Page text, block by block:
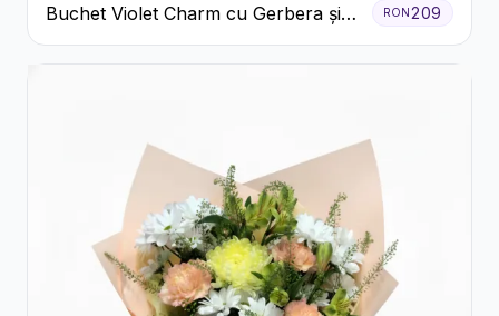
Buchet Violet Charm cu Gerbera și
Lisianthus Alb
RON209